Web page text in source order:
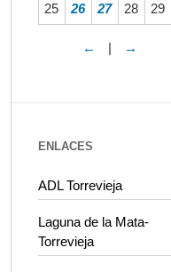
25 26 27 28 29
← | →
ENLACES
ADL Torrevieja
Laguna de la Mata-
Torrevieja